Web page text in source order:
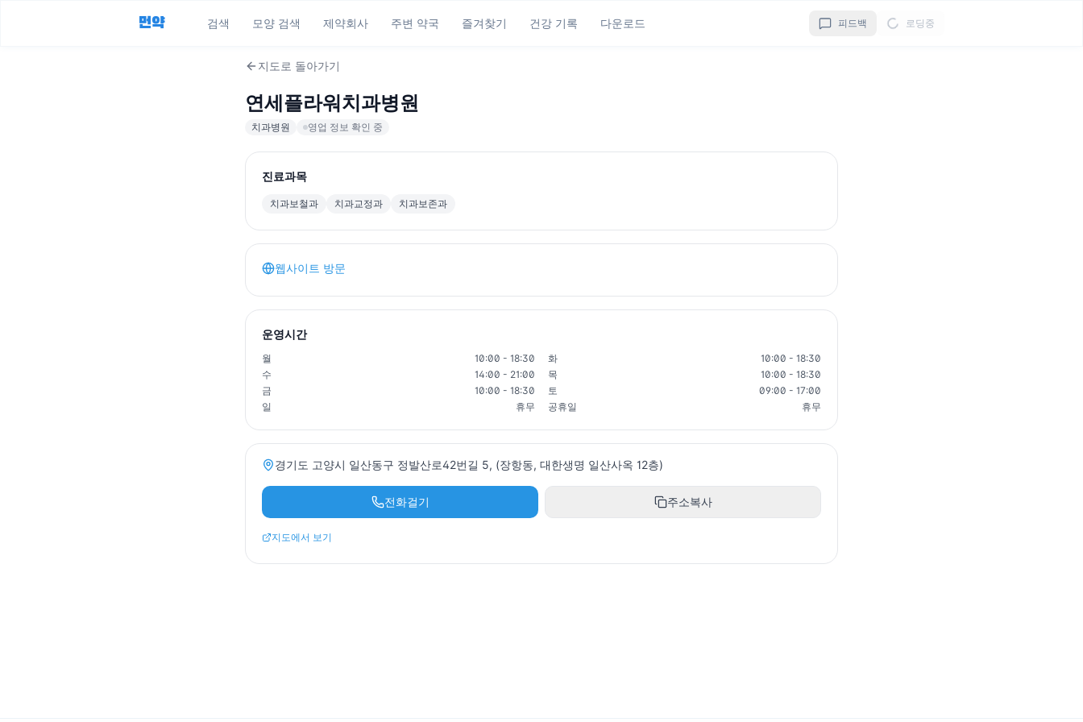
먼약 검색 모양 검색 제약회사 주변 약국 즐겨찾기 건강 기록 다운로드 피드백 로딩중
지도로 돌아가기
연세플라워치과병원
치과병원 영업 정보 확인 중
진료과목
치과보철과 치과교정과 치과보존과
웹사이트 방문
운영시간
월 10:00 - 18:30 화
10:00 - 18:30
수
14:00 - 21:00 목
10:00 - 18:30
금
10:00 - 18:30 토
09:00 - 17:00
일
휴무 공휴일 휴무
경기도 고양시 일산동구 정발산로42번길 5, (장항동, 대한생명 일산사옥 12층)
전화걸기 주소복사
지도에서 보기